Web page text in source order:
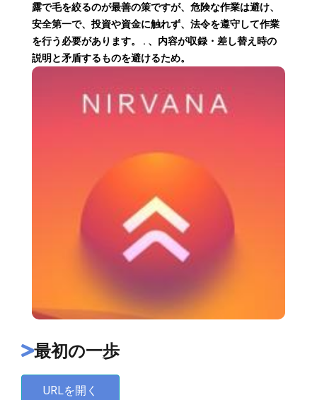
露で毛を絞るのが最善の策ですが、危険な作業は避け、
安全第一で、投資や資金に触れず、法令を遵守して作業
を行う必要があります。 . 、内容が収録・差し替え時の
説明と矛盾するものを避けるため。
最初の一歩
URLを開く